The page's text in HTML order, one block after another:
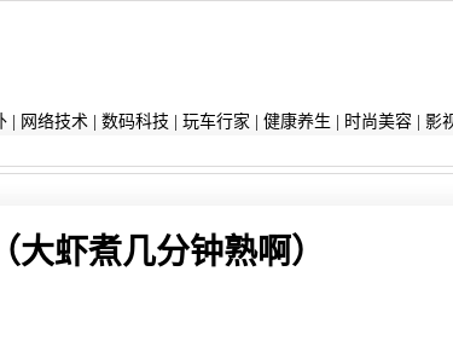
| 网络技术| 数码科技 玩车行家 健康养生 时尚美容| 影
虾煮几分钟熟啊）